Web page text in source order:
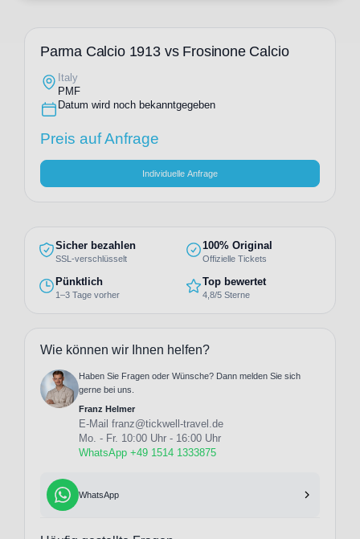
Parma Calcio 1913 vs Frosinone Calcio
Italy
PMF
Datum wird noch bekanntgegeben
Preis auf Anfrage
Individuelle Anfrage
Sicher bezahlen
SSL-verschlüsselt
100% Original
Offizielle Tickets
Pünktlich
1–3 Tage vorher
Top bewertet
4,8/5 Sterne
Wie können wir Ihnen helfen?
Haben Sie Fragen oder Wünsche? Dann melden Sie sich
gerne bei uns.
Franz Helmer
E-Mail franz@tickwell-travel.de
Mo. - Fr. 10:00 Uhr - 16:00 Uhr
WhatsApp +49 1514 1333875
WhatsApp